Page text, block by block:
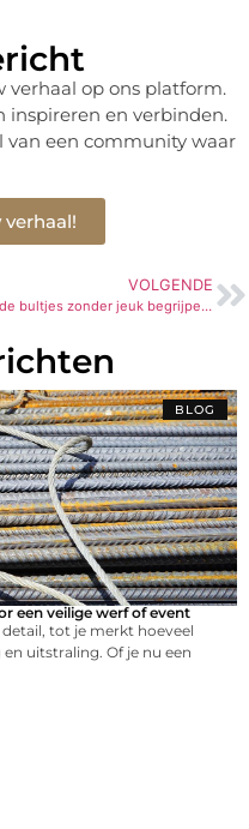
verhaal op ons platform.
inspireren en verbinden.
van een community waar
VOLGENDE
Rode bultjes zonder jeuk begrijpen en behandelen met experts
BLOG
een veilige werf of event
tot je merkt hoeveel
uitstraling. Of je nu een